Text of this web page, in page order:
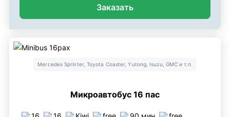
Заказать
Mercedes Sprinter, Toyota Coaster, Yutong, Isuzu, GMC и т.п.
Микроавтобус 16 пас